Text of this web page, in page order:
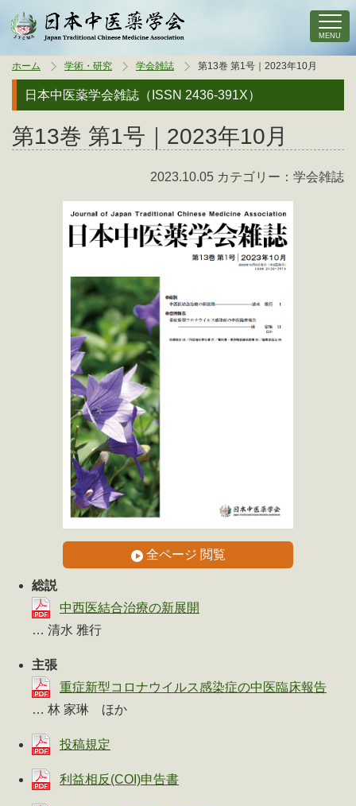
MENU
ホーム 学術・研究 学会雑誌 第13巻 第1号｜2023年10月
日本中医薬学会雑誌（ISSN 2436-391X）
第13巻 第1号｜2023年10月
2023.10.05 カテゴリー：学会雑誌
全ページ 閲覧
総説
中西医結合治療の新展開
… 清水 雅行
主張
重症新型コロナウイルス感染症の中医臨床報告
… 林 家琳 ほか
投稿規定
利益相反(COI)申告書